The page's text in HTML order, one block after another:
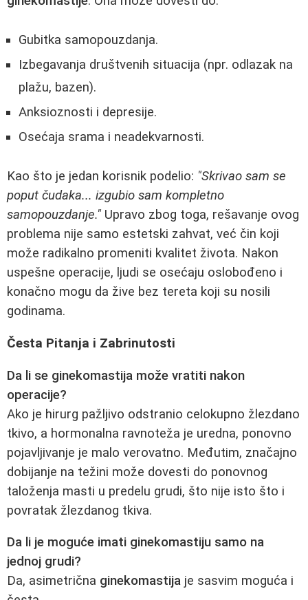
Gubitka samopouzdanja.
Izbegavanja društvenih situacija (npr. odlazak na
plažu, bazen).
Anksioznosti i depresije.
Osećaja srama i neadekvarnosti.
Kao što je jedan korisnik podelio: "Skrivao sam se
poput čudaka... izgubio sam kompletno
samopouzdanje." Upravo zbog toga, rešavanje ovog
problema nije samo estetski zahvat, već čin koji
može radikalno promeniti kvalitet života. Nakon
uspešne operacije, ljudi se osećaju oslobođeno i
konačno mogu da žive bez tereta koji su nosili
godinama.
Česta Pitanja i Zabrinutosti
Da li se ginekomastija može vratiti nakon
operacije?
Ako je hirurg pažljivo odstranio celokupno žlezdano
tkivo, a hormonalna ravnoteža je uredna, ponovno
pojavljivanje je malo verovatno. Međutim, značajno
dobijanje na težini može dovesti do ponovnog
taloženja masti u predelu grudi, što nije isto što i
povratak žlezdanog tkiva.
Da li je moguće imati ginekomastiju samo na
jednoj grudi?
Da, asimetrična ginekomastija je sasvim moguća i